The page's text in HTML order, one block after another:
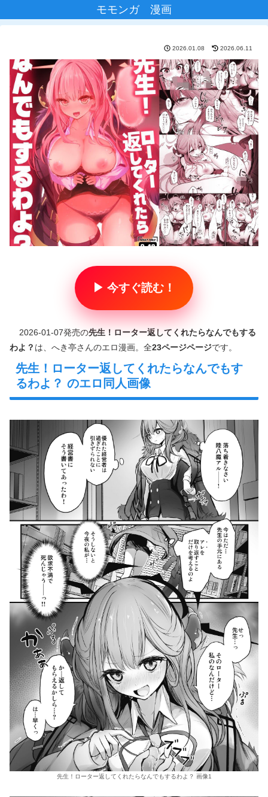
モモンガ 漫画
2026.01.08 2026.06.11
▶ 今すぐ読む！
2026-01-07発売の先生！ローター返してくれたらなんでもする
わよ？ は、へき亭さんのエロ漫画。全23ページページです。
先生！ローター返してくれたらなんでもす
るわよ？ のエロ同人画像
先生！ローター返してくれたらなんでもするわよ？ 画像1